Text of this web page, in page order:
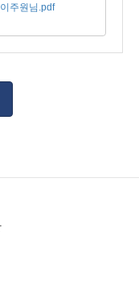
주원님.pdf